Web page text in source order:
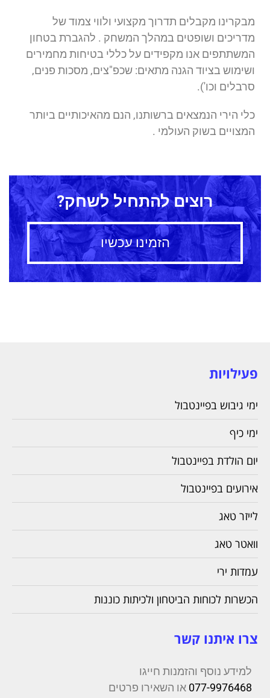
מבקרינו מקבלים תדרוך מקצועי ולווי צמוד של
מדריכים ושופטים במהלך המשחק . להגברת בטחון
המשתתפים אנו מקפידים על כללי בטיחות מחמירים
ושימוש בציוד הגנה מתאים: שכפ"צים, מסכות פנים,
סרבלים וכו').
כלי הירי הנמצאים ברשותנו, הנם מהאיכותיים ביותר
המצויים בשוק העולמי .
רוצים להתחיל לשחק?
הזמינו עכשיו
פעילויות
ימי גיבוש בפיינטבול
ימי כיף
יום הולדת בפיינטבול
אירועים בפיינטבול
לייזר טאג
וואטר טאג
עמדות ירי
הכשרות לכוחות הביטחון ולכיתות כוננות
צרו איתנו קשר
למידע נוסף והזמנות חייגו
077-9976468 או השאירו פרטים